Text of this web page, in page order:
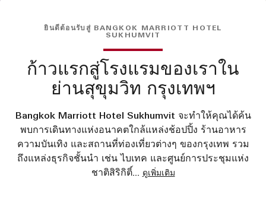
ยินดีต้อนรับสู่ BANGKOK MARRIOTT HOTEL
SUKHUMVIT
ก้าวแรกสู่โรงแรมของเราใน
ย่านสุขุมวิท กรุงเทพฯ
Bangkok Marriott Hotel Sukhumvit จะทำให้คุณได้ค้น
พบการเดินทางแห่งอนาคตใกล้แหล่งช้อปปิ้ง ร้านอาหาร
ความบันเทิง และสถานที่ท่องเที่ยวต่างๆ ของกรุงเทพ รวม
ถึงแหล่งธุรกิจชั้นนำ เช่น ไบเทค และศูนย์การประชุมแห่ง
ชาติสิริกิติ์... ดูเพิ่มเติม